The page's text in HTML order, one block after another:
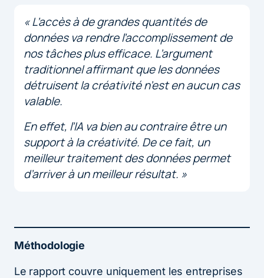
« L’accès à de grandes quantités de
données va rendre l’accomplissement de
nos tâches plus efficace. L’argument
traditionnel affirmant que les données
détruisent la créativité n’est en aucun cas
valable.
En effet, l’IA va bien au contraire être un
support à la créativité. De ce fait, un
meilleur traitement des données permet
d’arriver à un meilleur résultat. »
Méthodologie
Le rapport couvre uniquement les entreprises